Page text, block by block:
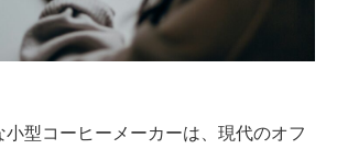
型コーヒーメーカーは、現代のオフ